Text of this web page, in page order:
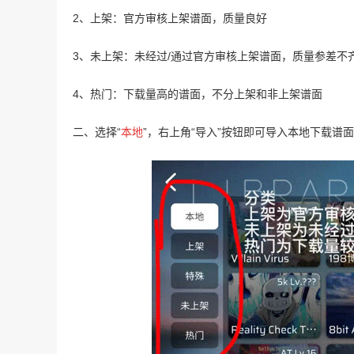
2、上架：官方审核上架谱面，质量良好
3、未上架：未经过/通过官方审核上架谱面，质量参差不
4、热门：下载量高的谱面，不分上架和非上架谱面
二、选择“本地”，右上角“导入”按钮即可导入本地下载谱